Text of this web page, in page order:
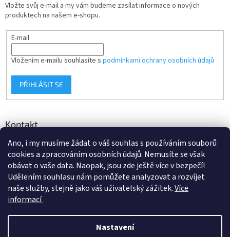
Ano, i my musíme žádat o váš souhlas s používáním souborů
cookies a zpracováním osobních údajů. Nemusíte se však
obávat o vaše data. Naopak, jsou zde ještě více v bezpečí!
Udělením souhlasu nám pomůžete analyzovat a rozvíjet
naše služby, stejně jako váš uživatelský zážitek.Více
informací
Nastavení
Vložte svůj e-mail a my vám budeme zasílat informace o nových
produktech na našem e-shopu.
E-mail
Vložením e-mailu souhlasíte s podmínkami ochrany osobních údajů
PŘIHLÁSIT SE
Kontakt
info@d-klima.cz
+420 517 357 288